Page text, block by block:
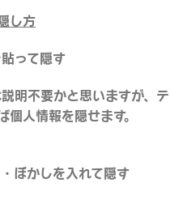
し方
って隠す
明不要かと思いますが、
個人情報を隠せます。
ぼかしを入れて隠す